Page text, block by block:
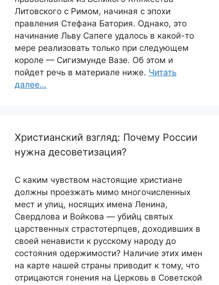
Литовского с Римом, начиная с эпохи
правления Стефана Батория. Однако, это
начинание Льву Сапеге удалось в какой-то
мере реализовать только при следующем
короле — Сигизмунде Вазе. Об этом и
пойдет речь в материале ниже. Читать
далее…
Христианский взгляд: Почему России
нужна десоветизация?
С каким чувством настоящие христиане
должны проезжать мимо многочисленных
мест и улиц, носящих имена Ленина,
Свердлова и Войкова — убийц святых
царственных страстотерпцев, доходивших в
своей ненависти к русскому народу до
состояния одержимости? Наличие этих имен
на карте нашей страны приводит к тому, что
отрицаются гонения на Церковь в Советской